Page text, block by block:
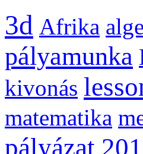
3d Afrika
pályamunka
kivonás
matematika
pályázat